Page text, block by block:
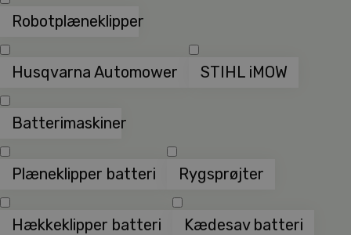
Robotplæneklipper
Husqvarna Automower STIHL iMOW
Batterimaskiner
Plæneklipper batteri Rygsprøjter
Hækkeklipper batteri Kædesav batteri